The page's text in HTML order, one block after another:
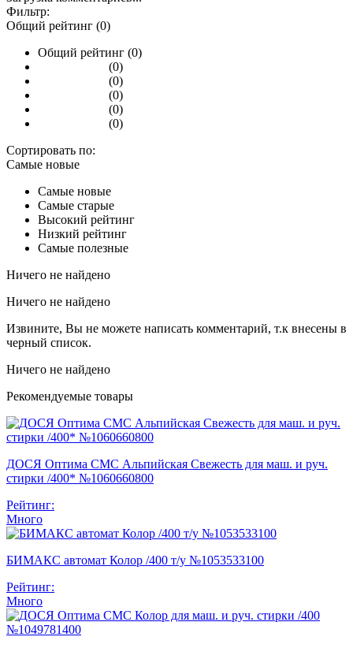
Фильтр:
Общий рейтинг (0)
Общий рейтинг (0)
(0)
(0)
(0)
(0)
(0)
Сортировать по:
Самые новые
Самые новые
Самые старые
Высокий рейтинг
Низкий рейтинг
Самые полезные
Ничего не найдено
Ничего не найдено
Извините, Вы не можете написать комментарий, т.к внесены в
черный список.
Ничего не найдено
Рекомендуемые товары
ДОСЯ Оптима СМС Альпийская Свежесть для маш. и руч.
стирки /400* №1060660800
Рейтинг:
Много
БИМАКС автомат Колор /400 т/у №1053533100
Рейтинг:
Много